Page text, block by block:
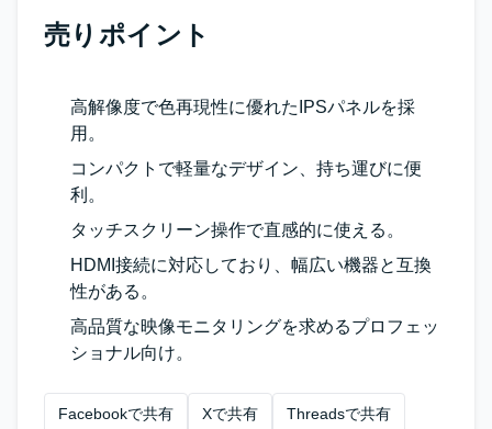
売りポイント
高解像度で色再現性に優れたIPSパネルを採
用。
コンパクトで軽量なデザイン、持ち運びに便
利。
タッチスクリーン操作で直感的に使える。
HDMI接続に対応しており、幅広い機器と互換
性がある。
高品質な映像モニタリングを求めるプロフェッ
ショナル向け。
Facebookで共有 Xで共有 Threadsで共有